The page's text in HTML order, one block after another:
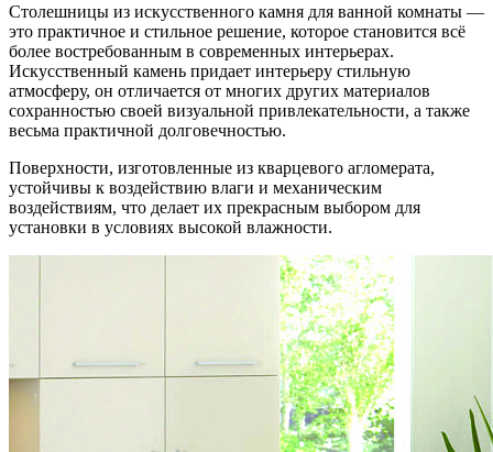
Столешницы из искусственного камня для ванной комнаты —
это практичное и стильное решение, которое становится всё
более востребованным в современных интерьерах.
Искусственный камень придает интерьеру стильную
атмосферу, он отличается от многих других материалов
сохранностью своей визуальной привлекательности, а также
весьма практичной долговечностью.
Поверхности, изготовленные из кварцевого агломерата,
устойчивы к воздействию влаги и механическим
воздействиям, что делает их прекрасным выбором для
установки в условиях высокой влажности.